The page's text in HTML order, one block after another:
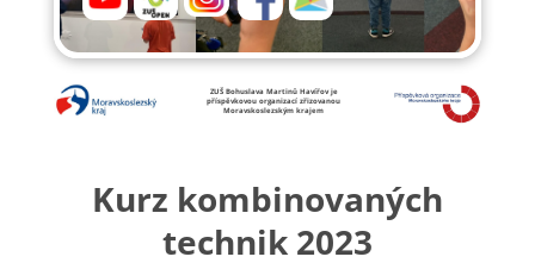
ZUŠ Bohuslava Martinů Havířov je
příspěvkovou organizací zřizovanou
Moravskoslezským krajem
Kurz kombinovaných
technik 2023